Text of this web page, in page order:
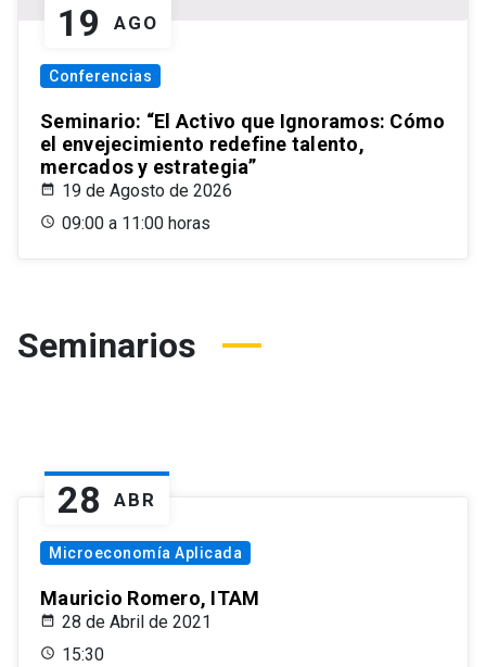
19 AGO
Conferencias
Seminario: “El Activo que Ignoramos: Cómo
el envejecimiento redefine talento,
mercados y estrategia”
19 de Agosto de 2026
09:00 a 11:00 horas
Seminarios
28 ABR
Microeconomía Aplicada
Mauricio Romero, ITAM
28 de Abril de 2021
15:30